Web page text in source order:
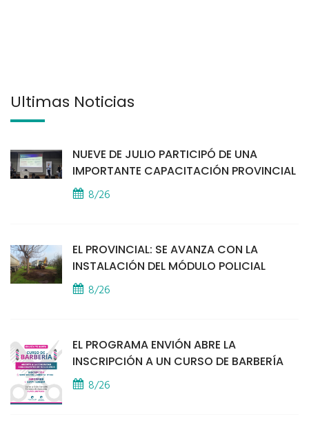
Últimas Noticias
NUEVE DE JULIO PARTICIPÓ DE UNA
IMPORTANTE CAPACITACIÓN PROVINCIAL
8/26
EL PROVINCIAL: SE AVANZA CON LA
INSTALACIÓN DEL MÓDULO POLICIAL
8/26
EL PROGRAMA ENVIÓN ABRE LA
INSCRIPCIÓN A UN CURSO DE BARBERÍA
8/26